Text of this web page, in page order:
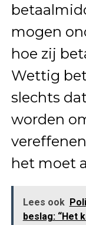
mogen
hoe zij
Wettig
slechts
worden
het moet
Lees ook
beslag: “Het